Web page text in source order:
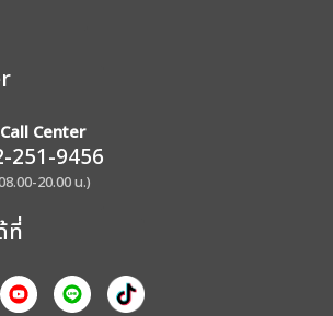
Call Center
251-9456
20.00 น.)
ที่